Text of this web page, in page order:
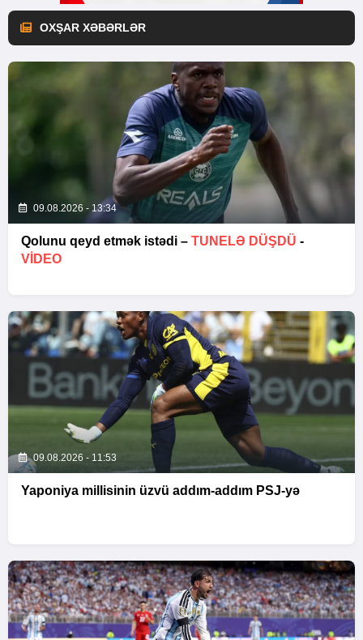
OXŞAR XƏBƏRLƏR
09.08.2026 - 13:34
Qolunu qeyd etmək istədi – TUNELƏ DÜŞDÜ -
VİDEO
09.08.2026 - 11:53
Yaponiya millisinin üzvü addım-addım PSJ-yə